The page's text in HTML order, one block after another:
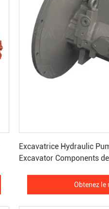
Excavatrice Hydraulic
Excavator Components
Obtenez le